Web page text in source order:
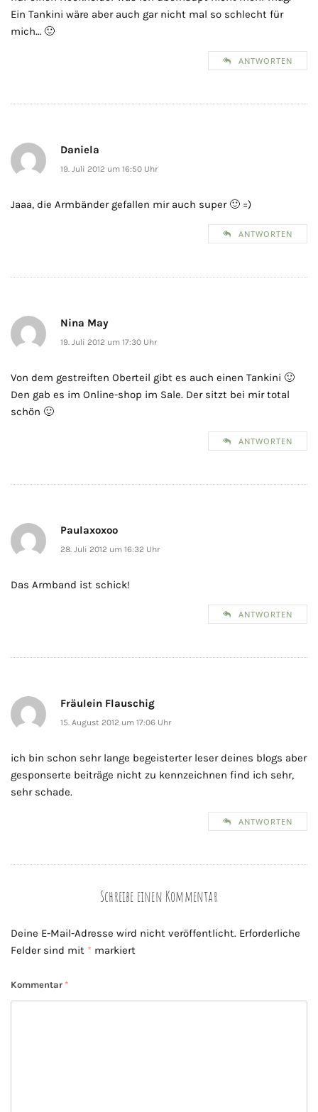
Ein Tankini wäre aber auch gar nicht mal so schlecht für
mich… 🙂
ANTWORTEN
Daniela
19. Juli 2012 um 16:50 Uhr
Jaaa, die Armbänder gefallen mir auch super 🙂 =)
ANTWORTEN
Nina May
19. Juli 2012 um 17:30 Uhr
Von dem gestreiften Oberteil gibt es auch einen Tankini 🙂
Den gab es im Online-shop im Sale. Der sitzt bei mir total
schön 🙂
ANTWORTEN
Paulaxoxoo
28. Juli 2012 um 16:32 Uhr
Das Armband ist schick!
ANTWORTEN
Fräulein Flauschig
15. August 2012 um 17:06 Uhr
ich bin schon sehr lange begeisterter leser deines blogs aber
gesponserte beiträge nicht zu kennzeichnen find ich sehr,
sehr schade.
ANTWORTEN
Schreibe einen Kommentar
Deine E-Mail-Adresse wird nicht veröffentlicht. Erforderliche
Felder sind mit * markiert
Kommentar *